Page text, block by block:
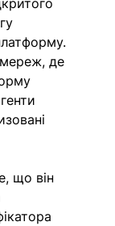
де
що він